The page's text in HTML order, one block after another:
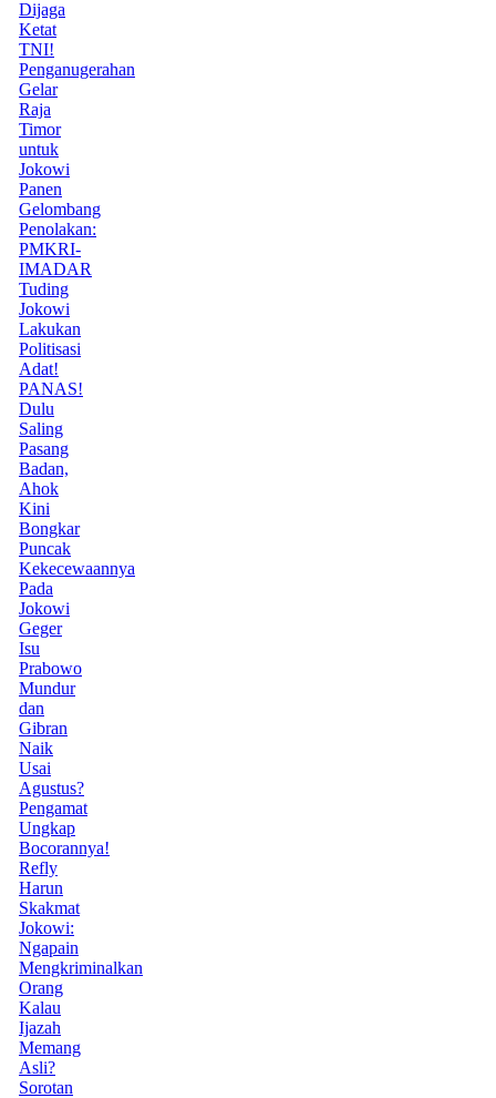
Dijaga
Ketat
TNI!
Penganugerahan
Gelar
Raja
Timor
untuk
Jokowi
Panen
Gelombang
Penolakan:
PMKRI-
IMADAR
Tuding
Jokowi
Lakukan
Politisasi
Adat!
PANAS!
Dulu
Saling
Pasang
Badan,
Ahok
Kini
Bongkar
Puncak
Kekecewaannya
Pada
Jokowi
Geger
Isu
Prabowo
Mundur
dan
Gibran
Naik
Usai
Agustus?
Pengamat
Ungkap
Bocorannya!
Refly
Harun
Skakmat
Jokowi:
Ngapain
Mengkriminalkan
Orang
Kalau
Ijazah
Memang
Asli?
Sorotan